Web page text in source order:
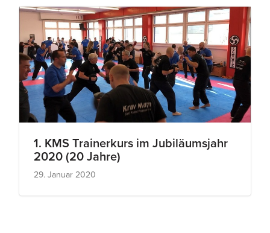
1. KMS Trainerkurs im Jubiläumsjahr
2020 (20 Jahre)
29. Januar 2020